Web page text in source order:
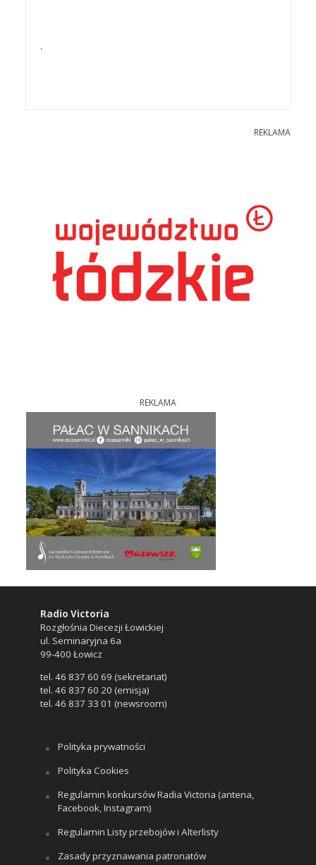
.
REKLAMA
REKLAMA
Radio Victoria
Rozgłośnia Diecezji Łowickiej
ul. Seminaryjna 6a
99-400 Łowicz
tel. 46 837 60 69 (sekretariat)
tel. 46 837 60 20 (emisja)
tel. 46 837 33 01 (newsroom)
Polityka prywatności
Polityka Cookies
Regulamin konkursów Radia Victoria (antena,
Facebook, Instagram)
Regulamin Listy przebojów i Alterlisty
Zasady przyznawania patronatów